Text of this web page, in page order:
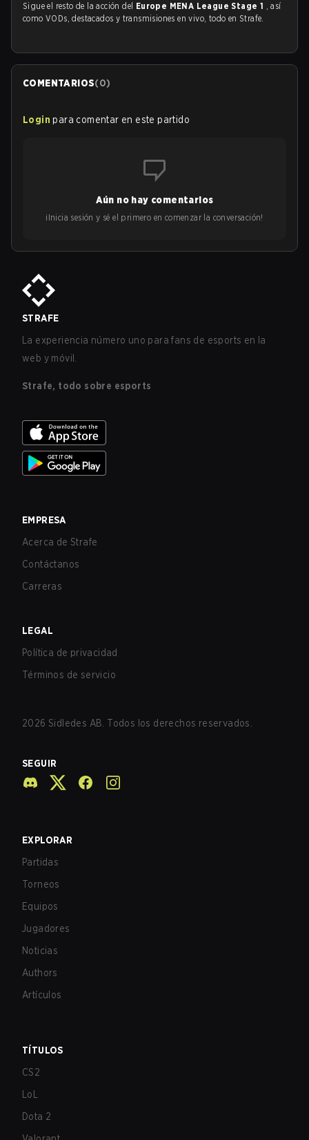
Sigue el resto de la acción del Europe MENA League Stage 1 , así
como VODs, destacados y transmisiones en vivo, todo en Strafe.
COMENTARIOS(0)
Login para comentar en este partido
Aún no hay comentarios
¡Inicia sesión y sé el primero en comenzar la conversación!
STRAFE
La experiencia número uno para fans de esports en la
web y móvil.
Strafe, todo sobre esports
EMPRESA
Acerca de Strafe
Contáctanos
Carreras
LEGAL
Política de privacidad
Términos de servicio
2026 Sidledes AB. Todos los derechos reservados.
SEGUIR
EXPLORAR
Partidas
Torneos
Equipos
Jugadores
Noticias
Authors
Artículos
TÍTULOS
CS2
LoL
Dota 2